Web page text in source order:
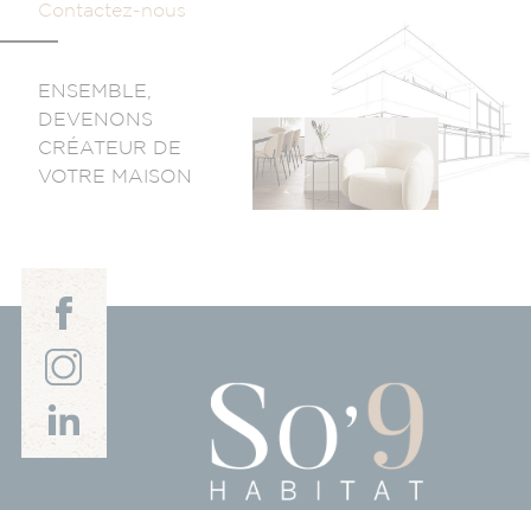
Contactez-nous
ENSEMBLE,
DEVENONS
CRÉATEUR DE
VOTRE MAISON